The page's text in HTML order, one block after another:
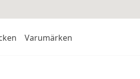
Varumärken